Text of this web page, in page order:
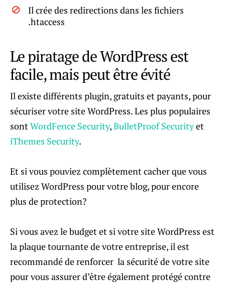
Il crée des redirections dans les fichiers
.htaccess
Le piratage de WordPress est
facile, mais peut être évité
Il existe différents plugin, gratuits et payants, pour
sécuriser votre site WordPress. Les plus populaires
sontWordFence Security,BulletProof Securityet
iThemes Security.
Et si vous pouviez complètement cacher que vous
utilisez WordPress pour votre blog, pour encore
plus de protection?
Si vous avez le budget et si votre site WordPress est
la plaque tournante de votre entreprise, il est
recommandé de renforcer la sécurité de votre site
pour vous assurer d’être également protégé contre